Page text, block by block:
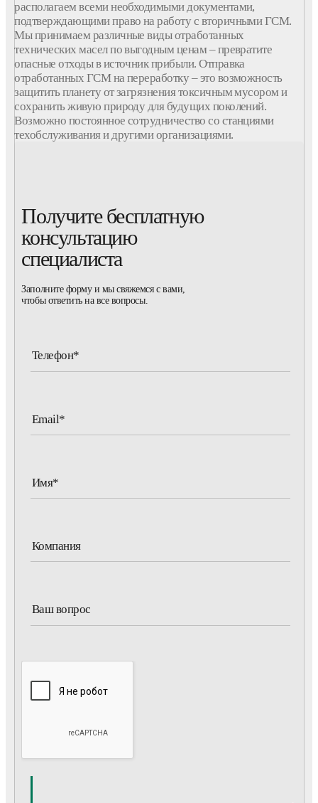
располагаем всеми необходимыми документами,
подтверждающими право на работу с вторичными ГСМ.
Мы принимаем различные виды отработанных
технических масел по выгодным ценам – превратите
опасные отходы в источник прибыли. Отправка
отработанных ГСМ на переработку – это возможность
защитить планету от загрязнения токсичным мусором и
сохранить живую природу для будущих поколений.
Возможно постоянное сотрудничество со станциями
техобслуживания и другими организациями.
Получите бесплатную
консультацию
специалиста
Заполните форму и мы свяжемся с вами,
чтобы ответить на все вопросы.